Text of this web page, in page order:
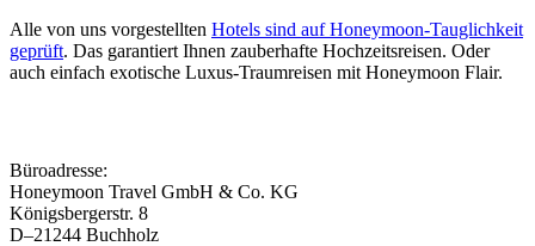
Alle von uns vorgestellten Hotels sind auf Honeymoon-Tauglichkeit
geprüft. Das garantiert Ihnen zauberhafte Hochzeitsreisen. Oder
auch einfach exotische Luxus-Traumreisen mit Honeymoon Flair.
Büroadresse:
Honeymoon Travel GmbH & Co. KG
Königsbergerstr. 8
D–21244 Buchholz